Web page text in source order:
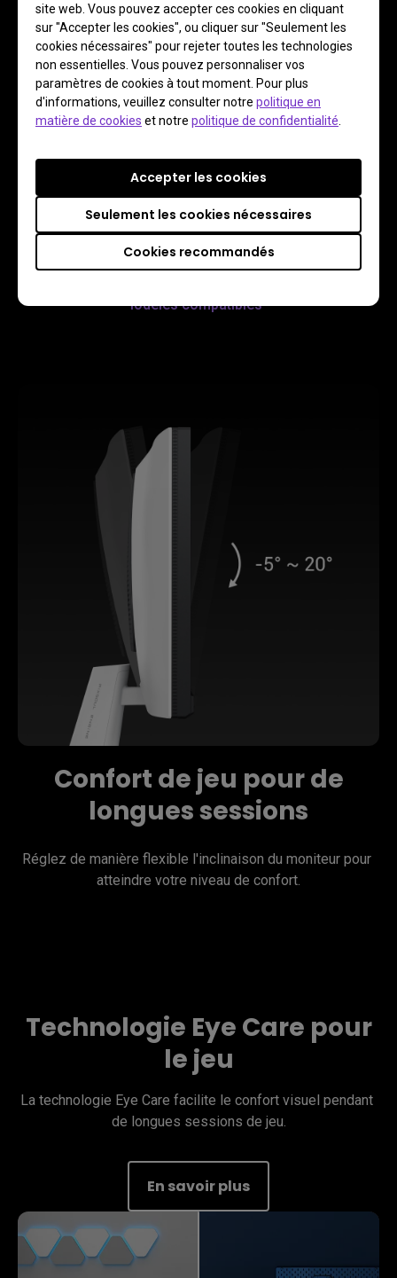
site web. Vous pouvez accepter ces cookies en cliquant
sur "Accepter les cookies", ou cliquer sur "Seulement les
cookies nécessaires" pour rejeter toutes les technologies
non essentielles. Vous pouvez personnaliser vos
paramètres de cookies à tout moment. Pour plus
d'informations, veuillez consulter notre politique en
matière de cookies et notre politique de confidentialité
Cookies recommandés
Seulement les cookies nécessaires
Accepter les cookies
Modèles compatiblesModèles compatibles
PC
1080p 220Hz HDR
Modèles compatibles
Confort de jeu pour de
longues sessions
Réglez de manière flexible l'inclinaison du moniteur pour
atteindre votre niveau de confort.
Technologie Eye Care pour
le jeu
La technologie Eye Care facilite le confort visuel pendant
de longues sessions de jeu.
En savoir plus